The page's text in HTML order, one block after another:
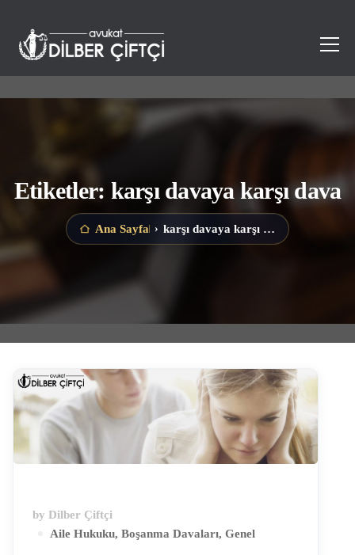
Etiketler: karşı davaya karşı dava
Ana Sayfa › karşı davaya karşı dava
by Dilber Çiftçi
Aile Hukuku, Boşanma Davaları, Genel